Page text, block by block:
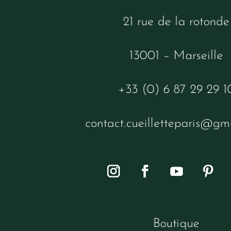
21 rue de la rotonde
13001 – Marseille
+33 (0) 6 87 29 29
Boutique